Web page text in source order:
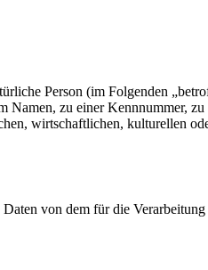
Person (im Folgenden
zu einer Kennnummer,
wirtschaftlichen, kulturellen
von dem für die